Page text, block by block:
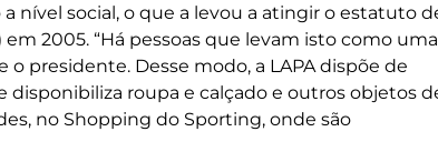
nível social, o que a levou a atingir o estatuto
2005. “Há pessoas que levam isto como uma
o presidente. Desse modo, a LAPA dispõe de
disponibiliza roupa e calçado e outros objetos
no Shopping do Sporting, onde são